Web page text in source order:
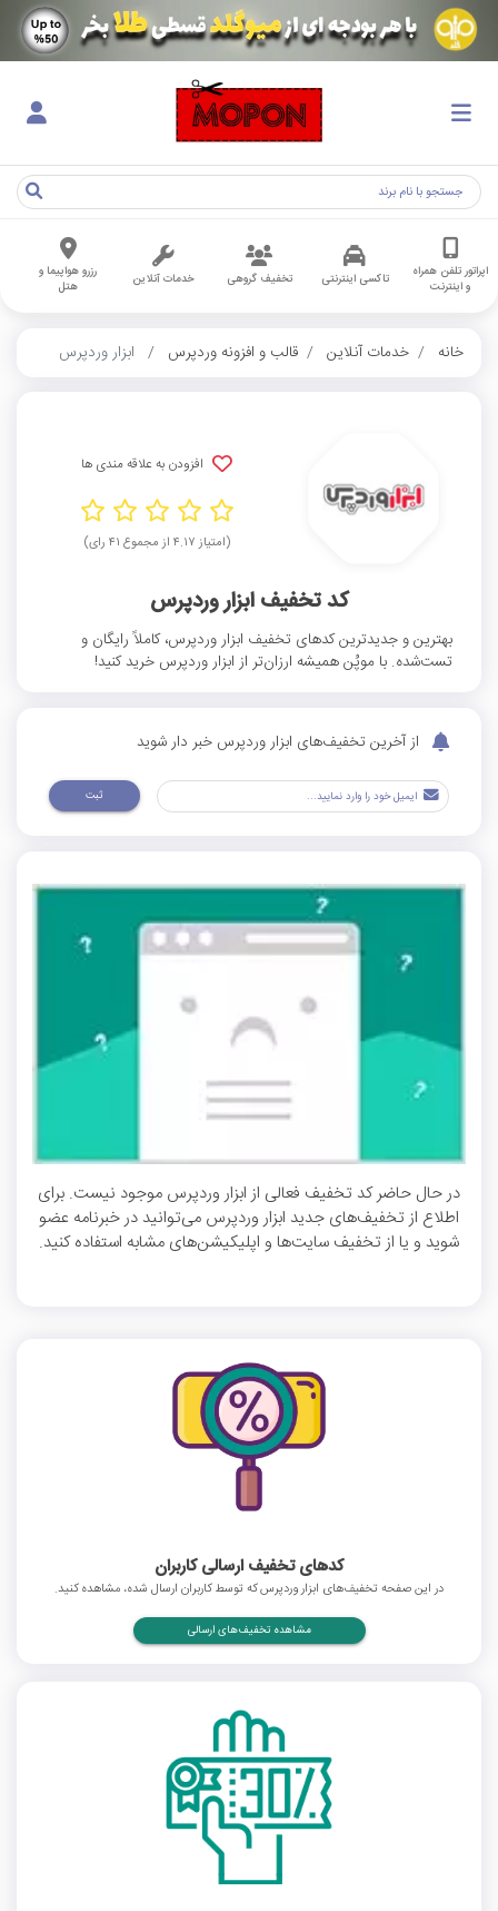
اپراتور تلفن همراه
و اینترنت
تاکسی اینترنتی تخفیف گروهی خدمات آنلاین
رزرو هواپیما و
هتل
خانه خدمات آنلاین قالب و افزونه وردپرس ابزار وردپرس
افزودن به علاقه مندی ها
(امتیاز ۴.۱۷ از مجموع ۴۱ رای)
کد تخفیف ابزار وردپرس
بهترین و جدیدترین کدهای تخفیف ابزار وردپرس، کاملاً رایگان و
تست‌شده. با موپُن همیشه ارزان‌تر از ابزار وردپرس خرید کنید!
از آخرین تخفیف‌های ابزار وردپرس خبر دار شوید
ثبت
در حال حاضر کد تخفیف فعالی از ابزار وردپرس موجود نیست. برای
اطلاع از تخفیف‌های جدید ابزار وردپرس می‌توانید در خبرنامه عضو
شوید و یا از تخفیف سایت‌ها و اپلیکیشن‌های مشابه استفاده کنید.
کدهای تخفیف ارسالی کاربران
در این صفحه تخفیف‌های ابزار وردپرس که توسط کاربران ارسال شده، مشاهده کنید.
مشاهده تخفیف‌های ارسالی